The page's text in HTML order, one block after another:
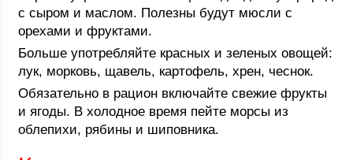
с сыром и маслом. Полезны будут мюсли с
орехами и фруктами.
Больше употребляйте красных и зеленых овощей:
лук, морковь, щавель, картофель, хрен, чеснок.
Обязательно в рацион включайте свежие фрукты
и ягоды. В холодное время пейте морсы из
облепихи, рябины и шиповника.